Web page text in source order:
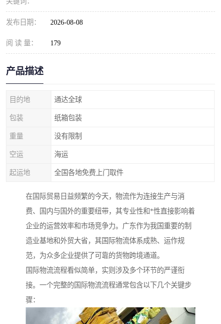
发布日期： 2026-08-08
阅 读 量： 179
产品描述
目的地 通达全球
包装 纸箱包装
重量 没有限制
空运 海运
起运地 全国各地免费上门取件
在国际贸易日益频繁的今天，物流作为连接生产与消
费、国内与国外的重要纽带，其专业性和*性直接影响着
企业的运营效率和市场竞争力。广东作为我国重要的制
造业基地和外贸大省，其国际物流体系成熟、运作规
范，为众多企业提供了可靠的货物跨境通道。
国际物流流程看似简单，实则涉及多个环节的严谨衔
接。一个完整的国际物流流程通常包含以下几个关键步
骤：